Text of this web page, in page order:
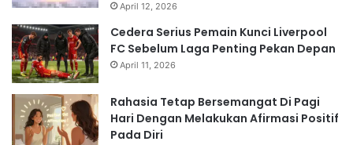
April 12, 2026
Cedera Serius Pemain Kunci Liverpool
FC Sebelum Laga Penting Pekan Depan
April 11, 2026
Rahasia Tetap Bersemangat Di Pagi
Hari Dengan Melakukan Afirmasi Positif
Pada Diri